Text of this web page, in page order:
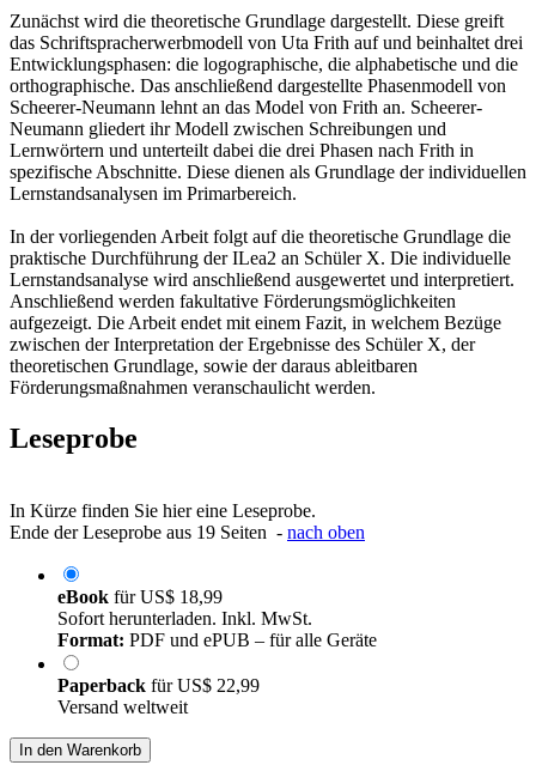
Zunächst wird die theoretische Grundlage dargestellt. Diese greift
das Schriftspracherwerbmodell von Uta Frith auf und beinhaltet drei
Entwicklungsphasen: die logographische, die alphabetische und die
orthographische. Das anschließend dargestellte Phasenmodell von
Scheerer-Neumann lehnt an das Model von Frith an. Scheerer-
Neumann gliedert ihr Modell zwischen Schreibungen und
Lernwörtern und unterteilt dabei die drei Phasen nach Frith in
spezifische Abschnitte. Diese dienen als Grundlage der individuellen
Lernstandsanalysen im Primarbereich.
In der vorliegenden Arbeit folgt auf die theoretische Grundlage die
praktische Durchführung der ILea2 an Schüler X. Die individuelle
Lernstandsanalyse wird anschließend ausgewertet und interpretiert.
Anschließend werden fakultative Förderungsmöglichkeiten
aufgezeigt. Die Arbeit endet mit einem Fazit, in welchem Bezüge
zwischen der Interpretation der Ergebnisse des Schüler X, der
theoretischen Grundlage, sowie der daraus ableitbaren
Förderungsmaßnahmen veranschaulicht werden.
Leseprobe
In Kürze finden Sie hier eine Leseprobe.
Ende der Leseprobe aus 19 Seiten - nach oben
eBook fürUS$ 18,99
Sofort herunterladen. Inkl. MwSt.
Format: PDF und ePUB – für alle Geräte
Paperback fürUS$ 22,99
Versand weltweit
In den Warenkorb